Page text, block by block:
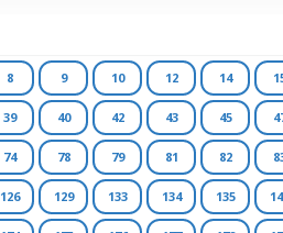
8 9 10 12 14
39 40 42 43 45
74 78 79 81 82
126 129 133 134 135